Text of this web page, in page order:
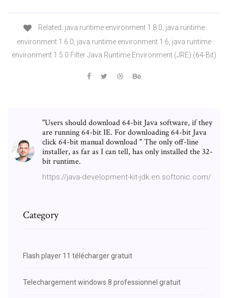
Related: java runtime environment 1 8 0, java runtime
environment 1 6 0, java runtime environment 1 6, java runtime
environment 1 5 0 Filter Java Runtime Environment (JRE) (64-Bit)
"Users should download 64-bit Java software, if they
are running 64-bit IE. For downloading 64-bit Java
click 64-bit manual download " The only off-line
installer, as far as I can tell, has only installed the 32-
bit runtime.
https://java-development-kit-jdk.en.softonic.com/
Category
Flash player 11 télécharger gratuit
Telechargement windows 8 professionnel gratuit